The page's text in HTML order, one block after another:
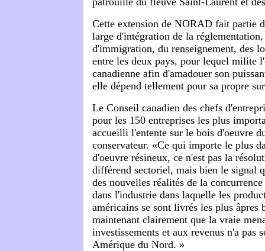
Cette extension de NORAD fait partie
large d'intégration de la
d'immigration, du renseignement, des
entre les deux pays, pour lequel milite
canadienne afin d'amadouer son
elle dépend tellement pour sa propre
Le Conseil canadien des chefs
pour les 150 entreprises les plus
accueilli l'entente sur le bois d'oeuvre
conservateur. «Ce qui importe le plus
d'oeuvre résineux, ce n'est pas la
différend sectoriel, mais bien le signal
des nouvelles réalités de la
dans l'industrie dans laquelle les
américains se sont livrés les plus âpres
maintenant clairement que la vraie
investissements et aux revenus n'a pas
Amérique du Nord. »